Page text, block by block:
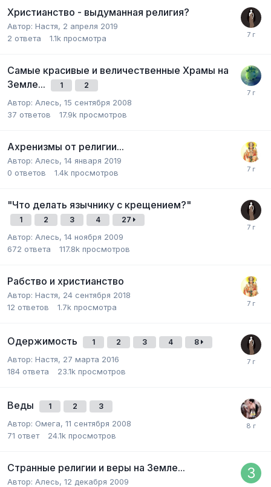
Христианство - выдуманная религия?
Автор: Настя, 2 апреля 2019
2 ответа 1.1k просмотра
Самые красивые и величественные Храмы на
Земле...
1 2
Автор: Алесь, 15 сентября 2008
37 ответов 17.9k просмотров
Ахренизмы от религии...
Автор: Алесь, 14 января 2019
0 ответов 1.4k просмотров
"Что делать язычнику с крещением?"
1 2 3 4 27
Автор: Алесь, 14 ноября 2009
672 ответа 117.8k просмотров
Рабство и христианство
Автор: Настя, 24 сентября 2018
12 ответов 1.7k просмотра
Одержимость 1 2 3 4 8
Автор: Настя, 27 марта 2016
184 ответа 23.1k просмотров
Веды 1 2 3
Автор: Омега, 11 сентября 2008
71 ответ 24.1k просмотров
Странные религии и веры на Земле...
Автор: Алесь, 12 декабря 2009